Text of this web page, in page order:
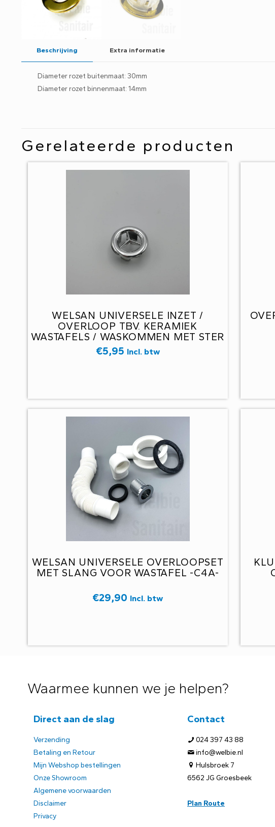
Beschrijving Extra informatie
Diameter rozet buitenmaat: 30mm
Diameter rozet binnenmaat: 14mm
Gerelateerde producten
WELSAN UNIVERSELE INZET /
OVERLOOP TBV. KERAMIEK
WASTAFELS / WASKOMMEN MET STER
€5,95 Incl. btw
WELSAN UNIVERSELE OVERLOOPSET
MET SLANG VOOR WASTAFEL -C4A-
€29,90 Incl. btw
Waarmee kunnen we je helpen?
Direct aan de slag
Verzending
Betaling en Retour
Mijn Webshop bestellingen
Onze Showroom
Algemene voorwaarden
Disclaimer
Privacy
Contact
024 397 43 88
info@welbie.nl
Hulsbroek 7
6562 JG Groesbeek
Plan Route